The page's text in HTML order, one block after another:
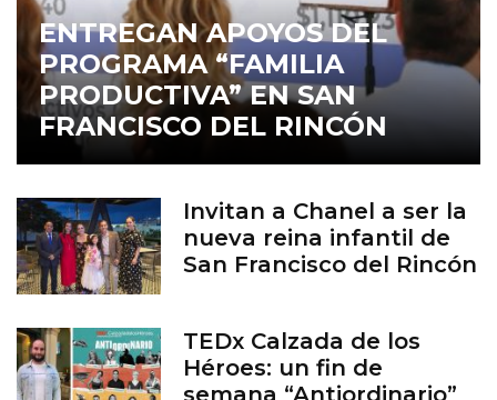
ENTREGAN APOYOS DEL
PROGRAMA “FAMILIA
PRODUCTIVA” EN SAN
FRANCISCO DEL RINCÓN
Invitan a Chanel a ser la
nueva reina infantil de
San Francisco del Rincón
TEDx Calzada de los
Héroes: un fin de
semana “Antiordinario”